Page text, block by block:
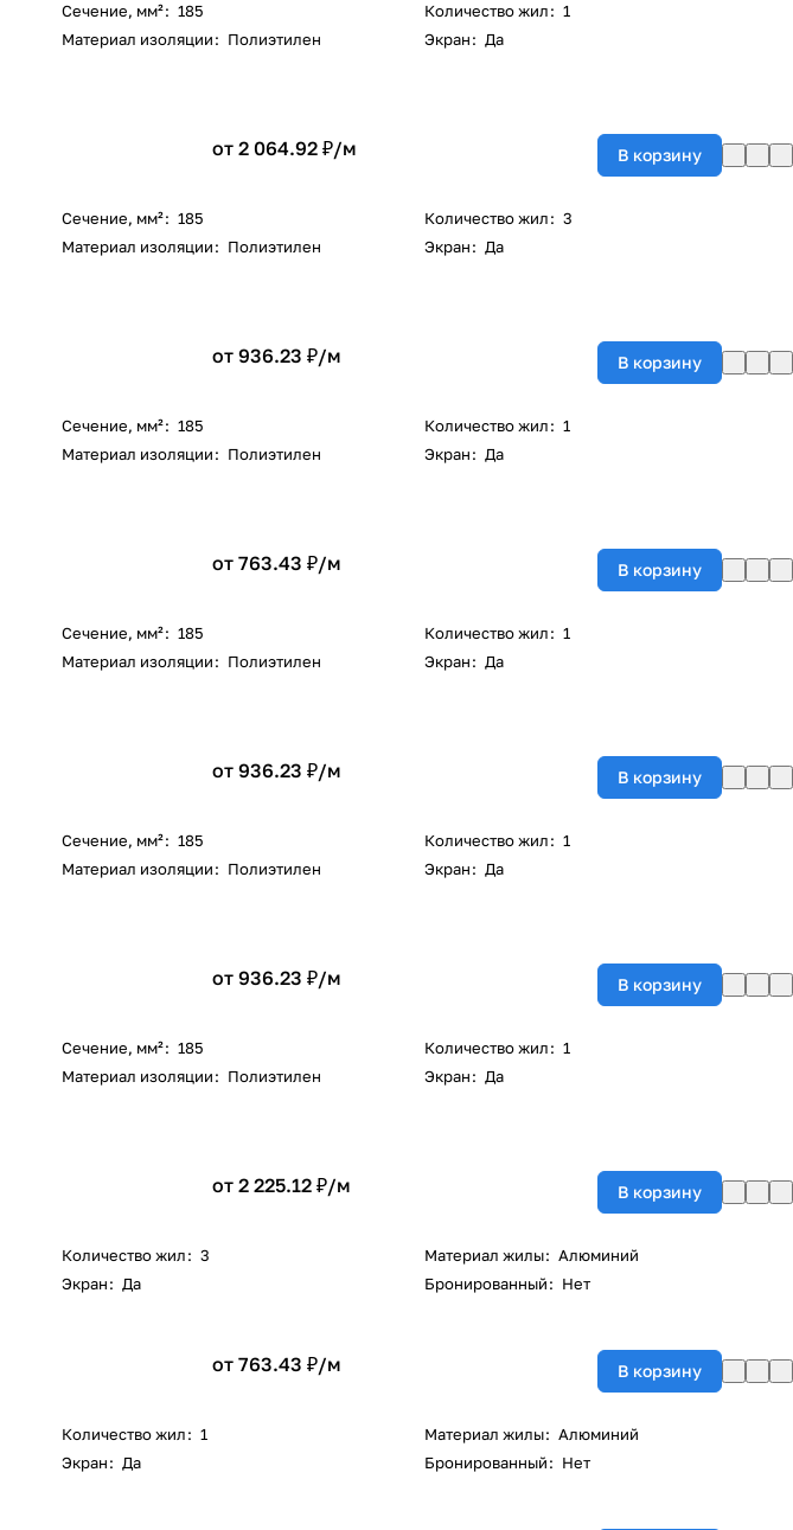
Сечение, мм²: 185 Количество жил: 1
Материал изоляции: Полиэтилен Экран: Да
от 2 064.92 ₽/м В корзину
Сечение, мм²: 185 Количество жил: 3
Материал изоляции: Полиэтилен Экран: Да
от 936.23 ₽/м В корзину
Сечение, мм²: 185 Количество жил: 1
Материал изоляции: Полиэтилен Экран: Да
от 763.43 ₽/м В корзину
Сечение, мм²: 185 Количество жил: 1
Материал изоляции: Полиэтилен Экран: Да
от 936.23 ₽/м В корзину
Сечение, мм²: 185 Количество жил: 1
Материал изоляции: Полиэтилен Экран: Да
от 936.23 ₽/м В корзину
Сечение, мм²: 185 Количество жил: 1
Материал изоляции: Полиэтилен Экран: Да
от 2 225.12 ₽/м В корзину
Количество жил: 3 Материал жилы: Алюминий
Экран: Да Бронированный: Нет
от 763.43 ₽/м В корзину
Количество жил: 1 Материал жилы: Алюминий
Экран: Да Бронированный: Нет